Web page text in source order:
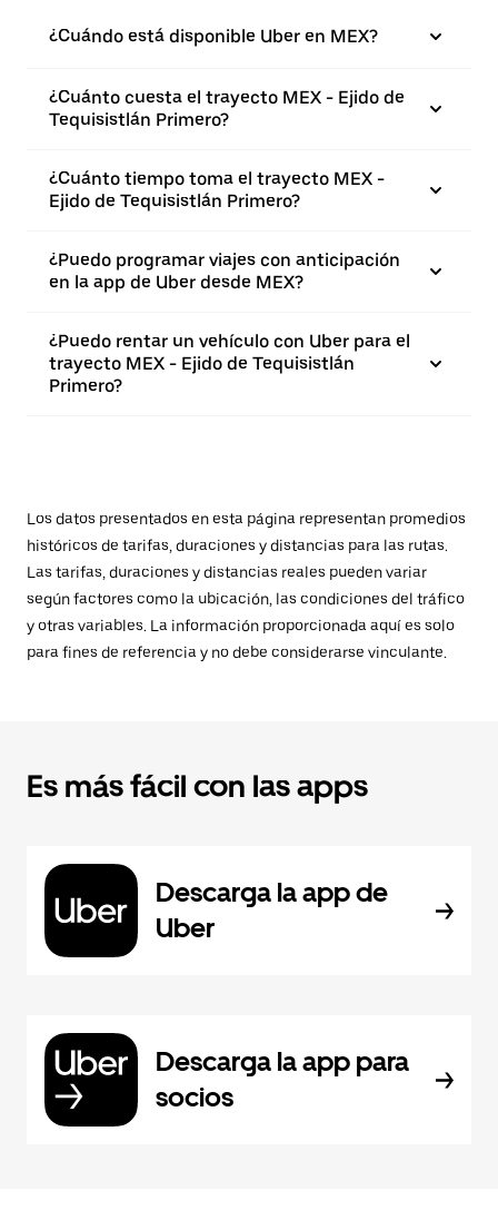
¿Cuándo está disponible Uber en MEX?
¿Cuánto cuesta el trayecto MEX - Ejido de
Tequisistlán Primero?
¿Cuánto tiempo toma el trayecto MEX -
Ejido de Tequisistlán Primero?
¿Puedo programar viajes con anticipación
en la app de Uber desde MEX?
¿Puedo rentar un vehículo con Uber para el
trayecto MEX - Ejido de Tequisistlán
Primero?
Los datos presentados en esta página representan promedios
históricos de tarifas, duraciones y distancias para las rutas.
Las tarifas, duraciones y distancias reales pueden variar
según factores como la ubicación, las condiciones del tráfico
y otras variables. La información proporcionada aquí es solo
para fines de referencia y no debe considerarse vinculante.
Es más fácil con las apps
Descarga la app de
Uber
Descarga la app para
socios